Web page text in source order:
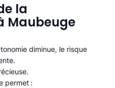
la
Maubeuge
diminue, le risque
permet :